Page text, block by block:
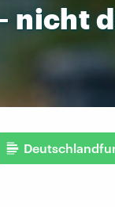
nicht